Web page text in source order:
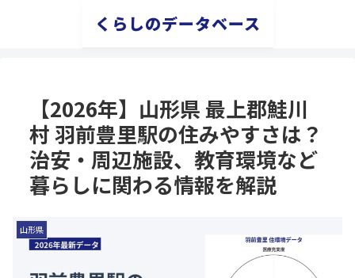
くらしのデータベース
【2026年】山形県 最上郡鮭川
村 羽前豊里駅の住みやすさは？
治安・周辺施設、教育環境など
暮らしに関わる情報を解説
山形県